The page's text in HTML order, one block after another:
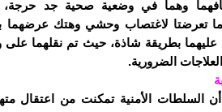
وهما في وضعية صحية جد حرجة،
تعرضتا لاغتصاب وحشي وهتك عرضهما
بطريقة شاذة، حيث تم نقلهما على
الضرورية.
السلطات الأمنية تمكنت من اعتقال